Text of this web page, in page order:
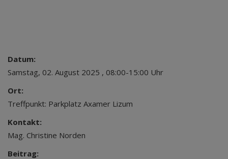
Datum:
Samstag, 02. August 2025 , 08:00-15:00 Uhr
Ort:
Treffpunkt: Parkplatz Axamer Lizum
Kontakt:
Mag. Christine Norden
Beitrag: